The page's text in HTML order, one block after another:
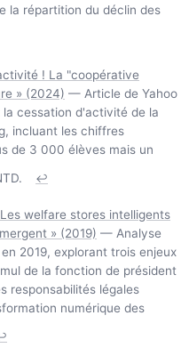
la répartition du déclin des
! La "coopérative
» (2024) — Article de Yahoo
cessation d'activité de la
incluant les chiffres
de 3 000 élèves mais un
↩
welfare stores intelligents
» (2019) — Analyse
2019, explorant trois enjeux
de la fonction de président
responsabilités légales
numérique des